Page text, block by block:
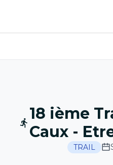
18 ième
Caux -
TRAIL